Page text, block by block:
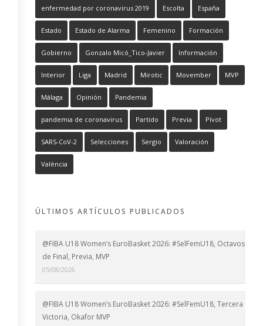
enfermedad por coronavirus 2019 Escolta España
Estado Estado de Alarma Femenino Formación
Gobierno Gonzalo Micó_Tico-Javier Información
Interior Liga Madrid Mirotic Movember MVP
Málaga Opinión Pandemia
pandemia de coronavirus Partido Previa Pívot
SARS-CoV-2 Selecciones Sergio Valoración
València
ÚLTIMOS ARTÍCULOS PUBLICADOS
@FIBA U18 Women’s EuroBasket 2026: #SelFemU18, Octavos
de Final, Previa, MVP
05/08/2026
@FIBA U18 Women’s EuroBasket 2026: #SelFemU18, Tercera
Victoria, Okafor MVP